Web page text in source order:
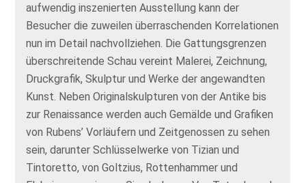
aufwendig inszenierten Ausstellung kann der
Besucher die zuweilen überraschenden Korrelationen
nun im Detail nachvollziehen. Die Gattungsgrenzen
überschreitende Schau vereint Malerei, Zeichnung,
Druckgrafik, Skulptur und Werke der angewandten
Kunst. Neben Originalskulpturen von der Antike bis
zur Renaissance werden auch Gemälde und Grafiken
von Rubens’ Vorläufern und Zeitgenossen zu sehen
sein, darunter Schlüsselwerke von Tizian und
Tintoretto, von Goltzius, Rottenhammer und